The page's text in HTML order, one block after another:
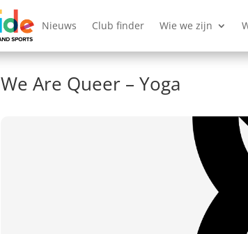
Nieuws Club finder Wie we zijn
We Are Queer – Yoga